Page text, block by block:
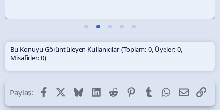
Bu Konuyu Görüntüleyen Kullanıcılar (Toplam: 0, Üyeler: 0,
Misafirler: 0)
Paylaş: FacebookX (Twitter)
BlueskyLinkedInReddit PinterestTumblr WhatsApp
E-postaLink